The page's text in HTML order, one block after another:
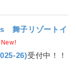
舞子リゾートイ
New!
26)受付中！！